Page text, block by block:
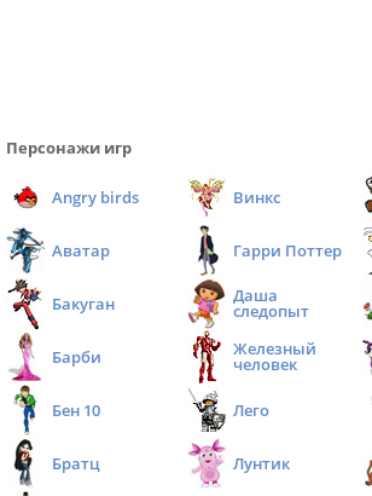
Персонажи игр
Angry birds
Аватар
Бакуган
Барби
Бен 10
Братц
Винкс
Гарри Поттер
Даша
следопыт
Железный
человек
Лего
Лунтик